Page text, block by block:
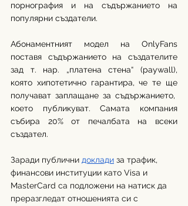
порнография и на съдържанието на
популярни създатели.
Абонаментният модел на OnlyFans
поставя съдържанието на създателите
зад т. нар. „платена стена“ (paywall),
която хипотетично гарантира, че те ще
получават заплащане за съдържанието,
което публикуват. Самата компания
събира 20% от печалбата на всеки
създател.
Заради публични доклади за трафик,
финансови институции като Visa и
МasterCard са подложени на натиск да
преразгледат отношенията си с